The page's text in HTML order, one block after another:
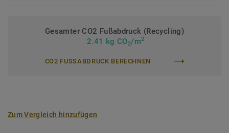
Gesamter CO2 Fußabdruck (Recycling)
2.41 kg CO2/m2
CO2 FUSSABDRUCK BERECHNEN
Zum Vergleich hinzufügen